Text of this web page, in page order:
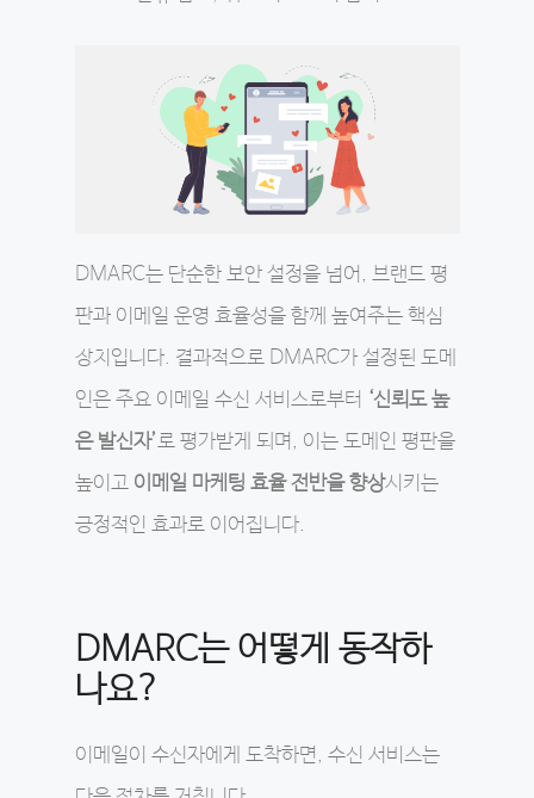
DMARC는 단순한 보안 설정을 넘어, 브랜드 평
판과 이메일 운영 효율성을 함께 높여주는 핵심
장치입니다. 결과적으로 DMARC가 설정된 도메
인은 주요 이메일 수신 서비스로부터 ‘신뢰도 높
은 발신자’로 평가받게 되며, 이는 도메인 평판을
높이고 이메일 마케팅 효율 전반을 향상시키는
긍정적인 효과로 이어집니다.
DMARC는 어떻게 동작하
나요?
이메일이 수신자에게 도착하면, 수신 서비스는